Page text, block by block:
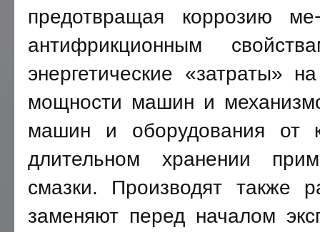
предотвращая коррозию
антифрикционным
энергетические «затраты»
мощности машин и
машин и оборудования от
длительном хранении
смазки. Производят также
заменяют перед началом